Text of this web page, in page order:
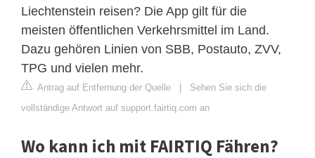
Liechtenstein reisen? Die App gilt für die
meisten öffentlichen Verkehrsmittel im Land.
Dazu gehören Linien von SBB, Postauto, ZVV,
TPG und vielen mehr.
Antrag auf Entfernung der Quelle | Sehen Sie sich die
vollständige Antwort auf support.fairtiq.com an
Wo kann ich mit FAIRTIQ Fähren?